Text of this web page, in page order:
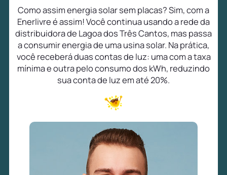
Como assim energia solar sem placas? Sim, com a
Enerlivre é assim! Você continua usando a rede da
distribuidora de Lagoa dos Três Cantos, mas passa
a consumir energia de uma usina solar. Na prática,
você receberá duas contas de luz: uma com a taxa
mínima e outra pelo consumo dos kWh, reduzindo
sua conta de luz em até 20%.